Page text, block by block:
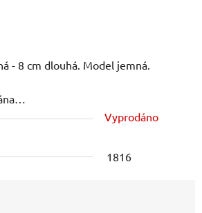
- 8 cm dlouhá. Model jemná.
Vyprodáno
1816